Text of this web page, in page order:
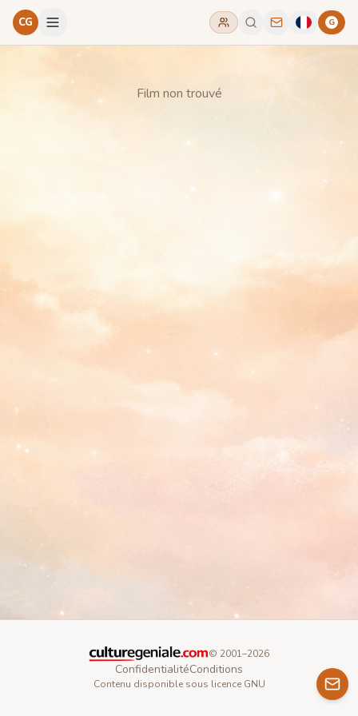
CG G
Film non trouvé
© 2001–2026
ConfidentialitéConditions
Contenu disponible sous licence GNU